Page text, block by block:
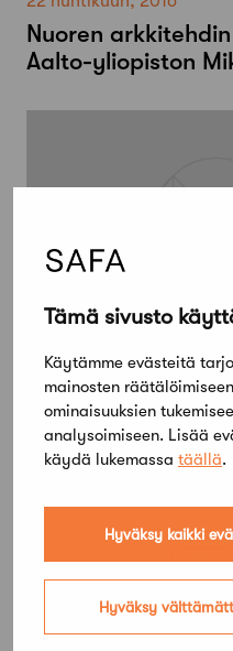
Tämä sivusto
Käytämme evästeitä
mainosten
ominaisuuksien
analysoimiseen. Lisää
käydä lukemassa täällä.
Hyväksy kaikki
Hyväksy
Nuoren
Aalto-yliopiston
22 huhtikuun, 2016
SAFA-palkinto
Arkkitehtuuriviikolle